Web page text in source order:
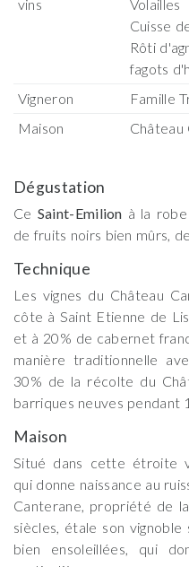
vins
Volailles
Cuisse
Rôti
fagots
Vigneron
Famille
Maison
Château
Dégustation
Ce Saint-Emilion à la
de fruits noirs bien mûrs,
Technique
Les vignes du Château
côte à Saint Etienne de
et à 20% de cabernet
manière traditionnelle
30% de la récolte du
barriques neuves pendant
Maison
Situé dans cette étroite
qui donne naissance au
Canterane, propriété de
siècles, étale son
bien ensoleillées, qui